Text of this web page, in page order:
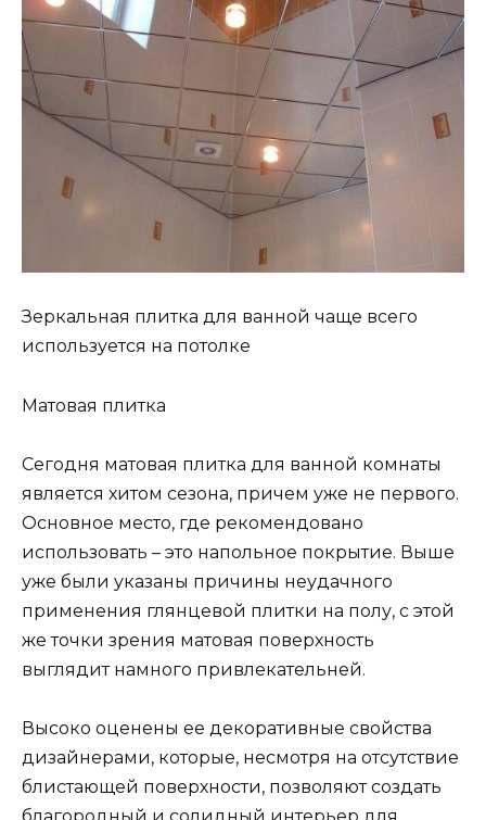
Зеркальная плитка для ванной чаще всего
используется на потолке
Матовая плитка
Сегодня матовая плитка для ванной комнаты
является хитом сезона, причем уже не первого.
Основное место, где рекомендовано
использовать – это напольное покрытие. Выше
уже были указаны причины неудачного
применения глянцевой плитки на полу, с этой
же точки зрения матовая поверхность
выглядит намного привлекательней.
Высоко оценены ее декоративные свойства
дизайнерами, которые, несмотря на отсутствие
блистающей поверхности, позволяют создать